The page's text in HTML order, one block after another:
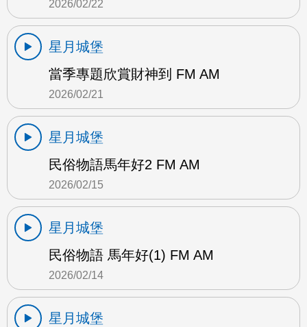
2026/02/22
星月城堡
當季專題欣賞財神到 FM AM
2026/02/21
星月城堡
民俗物語馬年好2 FM AM
2026/02/15
星月城堡
民俗物語 馬年好(1) FM AM
2026/02/14
星月城堡